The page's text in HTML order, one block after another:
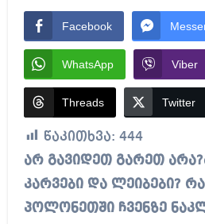
Facebook
WhatsApp Viber
Threads Twitter
წაკითხვა: 444
არ გავიდეთ გარეთ არა?არ დავყაროთ
კარვები და ლეიბები?
პოლონეთში ჩვენზე